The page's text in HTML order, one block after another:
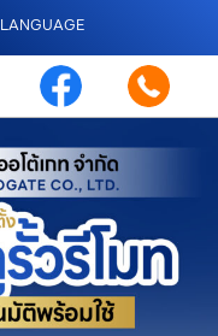
LANGUAGE